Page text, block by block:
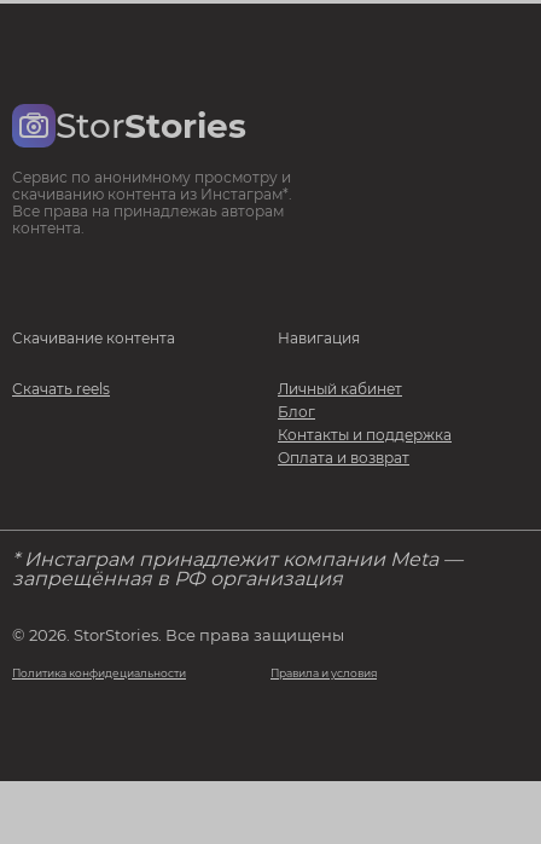
StorStories
Сервис по анонимному просмотру и
скачиванию контента из Инстаграм*.
Все права на принадлежаь авторам
контента.
Скачивание контента
Скачать reels
Навигация
Личный кабинет
Блог
Контакты и поддержка
Оплата и возврат
* Инстаграм принадлежит компании Meta —
запрещённая в РФ организация
© 2026. StorStories. Все права защищены
Политика конфидециальности Правила и условия